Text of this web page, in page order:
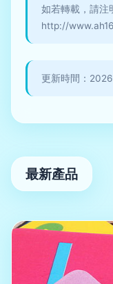
如若轉載，請
http://
更新時間：
最新產品